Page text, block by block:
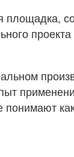
площадка,
проекта
понимают